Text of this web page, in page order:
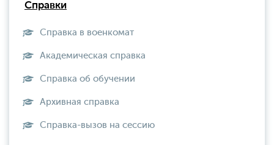
Справки
Справка в военкомат
Академическая справка
Справка об обучении
Архивная справка
Справка-вызов на сессию